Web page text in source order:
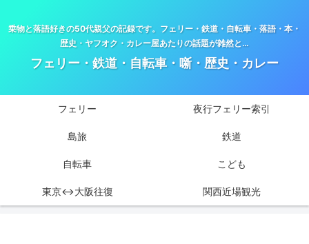
乗物と落語好きの50代親父の記録です。フェリー・鉄道・自転車・落語・本・
歴史・ヤフオク・カレー屋あたりの話題が雑然と…
フェリー・鉄道・自転車・噺・歴史・カレー
フェリー 夜行フェリー索引
島旅 鉄道
自転車 こども
東京↔大阪往復 関西近場観光